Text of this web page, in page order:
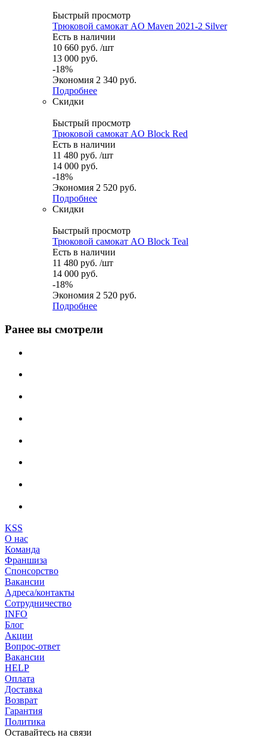
Быстрый просмотр
Трюковой самокат AO Maven 2021-2 Silver
Есть в наличии
10 660 руб. /шт
13 000 руб.
-18%
Экономия 2 340 руб.
Подробнее
Скидки
Быстрый просмотр
Трюковой самокат AO Block Red
Есть в наличии
11 480 руб. /шт
14 000 руб.
-18%
Экономия 2 520 руб.
Подробнее
Скидки
Быстрый просмотр
Трюковой самокат AO Block Teal
Есть в наличии
11 480 руб. /шт
14 000 руб.
-18%
Экономия 2 520 руб.
Подробнее
Ранее вы смотрели
KSS
О нас
Команда
Франшиза
Спонсорство
Вакансии
Адреса/контакты
Сотрудничество
INFO
Блог
Акции
Вопрос-ответ
Вакансии
HELP
Оплата
Доставка
Возврат
Гарантия
Политика
Оставайтесь на связи